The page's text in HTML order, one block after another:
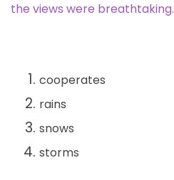
the views were breathtaking.
cooperates
rains
snows
storms